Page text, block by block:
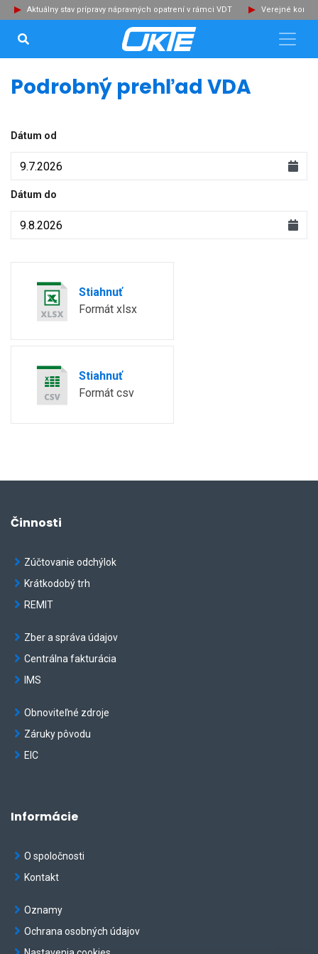
Aktuálny stav prípravy nápravných opatrení v rámci VDT Verejné
Podrobný prehľad VDA
Dátum od
Dátum do
Stiahnuť
Formát xlsx
Stiahnuť
Formát csv
Činnosti
Zúčtovanie odchýlok
Krátkodobý trh
REMIT
Zber a správa údajov
Centrálna fakturácia
IMS
Obnoviteľné zdroje
Záruky pôvodu
EIC
Informácie
O spoločnosti
Kontakt
Oznamy
Ochrana osobných údajov